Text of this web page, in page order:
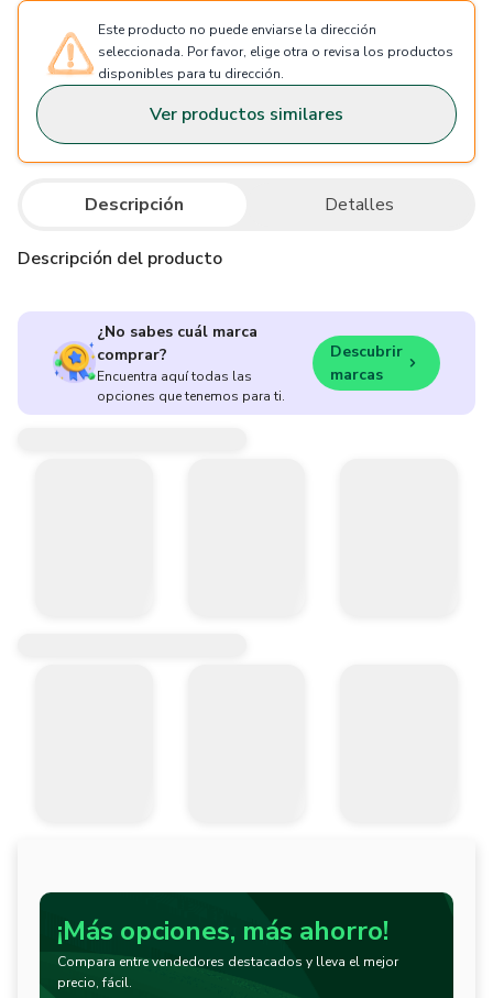
Este producto no puede enviarse la dirección
seleccionada. Por favor, elige otra o revisa los productos
disponibles para tu dirección.
Ver productos similares
Descripción Detalles
Descripción del producto
¿No sabes cuál marca
comprar?
Encuentra aquí todas las
opciones que tenemos para ti.
Descubrir
marcas
¡Más opciones, más ahorro!
Compara entre vendedores destacados y lleva el mejor
precio, fácil.